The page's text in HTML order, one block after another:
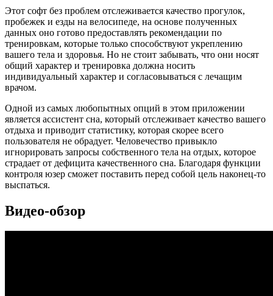
Этот софт без проблем отслеживается качество прогулок,
пробежек и езды на велосипеде, на основе полученных
данных оно готово предоставлять рекомендации по
тренировкам, которые только способствуют укреплению
вашего тела и здоровья. Но не стоит забывать, что они носят
общий характер и тренировка должна носить
индивидуальный характер и согласовываться с лечащим
врачом.
Одной из самых любопытных опций в этом приложении
является ассистент сна, который отслеживает качество вашего
отдыха и приводит статистику, которая скорее всего
пользователя не обрадует. Человечество привыкло
игнорировать запросы собственного тела на отдых, которое
страдает от дефицита качественного сна. Благодаря функции
контроля юзер сможет поставить перед собой цель наконец-то
выспаться.
Видео-обзор